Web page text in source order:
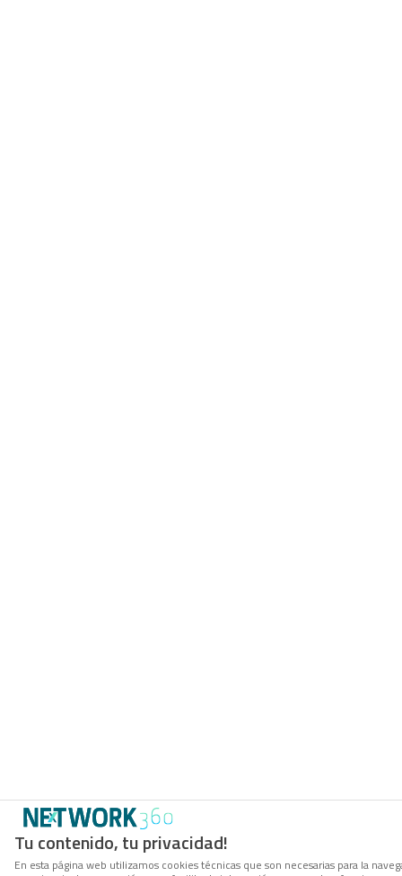
Tu contenido, tu privacidad!
En esta página web utilizamos cookies técnicas que son necesarias para la